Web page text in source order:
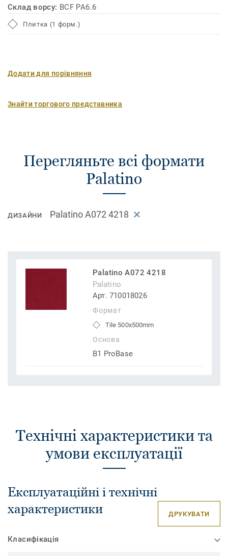
Склад ворсу: BCF PA6.6
Плитка (1 форм.)
Додати для порівняння
Знайти торгового представника
Перегляньте всі формати
Palatino
ДИЗАЙНИ Palatino A072 4218
Palatino A072 4218
Palatino
Арт. 710018026
Формат
Tile 500x500mm
Основа
B1 ProBase
Технічні характеристики та
умови експлуатації
Експлуатаційні і технічні
характеристики
ДРУКУВАТИ
Класифікація